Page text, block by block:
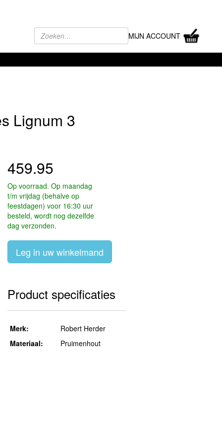
MIJN ACCOUNT
Lignum 3
459.95
Op voorraad. Op maandag
t/m vrijdag (behalve op
feestdagen) voor 16:30 uur
besteld, wordt nog dezelfde
dag verzonden.
Leg in uw winkelmand
Product specificaties
Merk:
Robert Herder
Materiaal:
Pruimenhout